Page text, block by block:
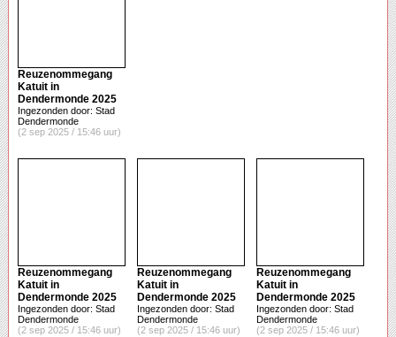
Reuzenommegang
Katuit in
Dendermonde 2025
Ingezonden door: Stad
Dendermonde
(2 sep 2025 / 15:46 uur)
Reuzenommegang
Katuit in
Dendermonde 2025
Ingezonden door: Stad
Dendermonde
(2 sep 2025 / 15:46 uur)
Reuzenommegang
Katuit in
Dendermonde 2025
Ingezonden door: Stad
Dendermonde
(2 sep 2025 / 15:46 uur)
Reuzenommegang
Katuit in
Dendermonde 2025
Ingezonden door: Stad
Dendermonde
(2 sep 2025 / 15:46 uur)